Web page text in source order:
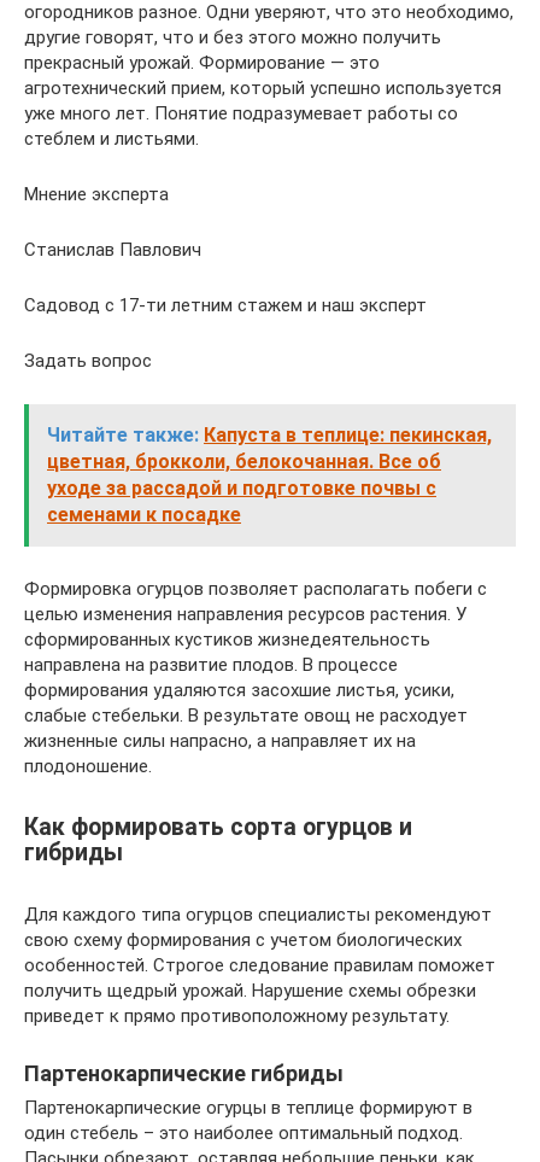
огородников разное. Одни уверяют, что это необходимо,
другие говорят, что и без этого можно получить
прекрасный урожай. Формирование — это
агротехнический прием, который успешно используется
уже много лет. Понятие подразумевает работы со
стеблем и листьями.
Мнение эксперта
Станислав Павлович
Садовод с 17-ти летним стажем и наш эксперт
Задать вопрос
Читайте также: Капуста в теплице: пекинская,
цветная, брокколи, белокочанная. Все об
уходе за рассадой и подготовке почвы с
семенами к посадке
Формировка огурцов позволяет располагать побеги с
целью изменения направления ресурсов растения. У
сформированных кустиков жизнедеятельность
направлена на развитие плодов. В процессе
формирования удаляются засохшие листья, усики,
слабые стебельки. В результате овощ не расходует
жизненные силы напрасно, а направляет их на
плодоношение.
Как формировать сорта огурцов и
гибриды
Для каждого типа огурцов специалисты рекомендуют
свою схему формирования с учетом биологических
особенностей. Строгое следование правилам поможет
получить щедрый урожай. Нарушение схемы обрезки
приведет к прямо противоположному результату.
Партенокарпические гибриды
Партенокарпические огурцы в теплице формируют в
один стебель – это наиболее оптимальный подход.